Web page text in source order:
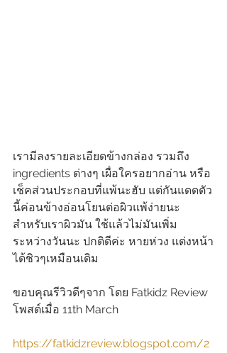
เรามีลงรายละเอียดข้างกล่อง รวมถึง
ingredients ต่างๆ เผื่อใครอยากอ่าน หรือ
เช็คส่วนประกอบที่แพ้นะฮับ แต่กันแดดตัว
นี้ค่อนข้างอ่อนโยนต่อผิวแพ้ง่ายนะ
สำหรับเราผิวมัน ใช้แล้วไม่มันเพิ่ม
ระหว่างวันนะ ปกติดีค่ะ หายห่วง แต่งหน้า
ได้ชิวๆเหมือนเดิม
ขอบคุณรีวิวดีๆจาก โดย Fatkidz Review
โพสต์เมื่อ 11th March
https://fatkidzreview.blogspot.com/2